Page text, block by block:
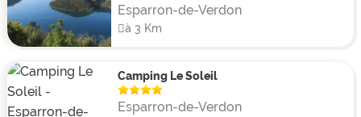
Esparron-de-Verdon
à 3 Km
Camping Le Soleil
Esparron-de-Verdon